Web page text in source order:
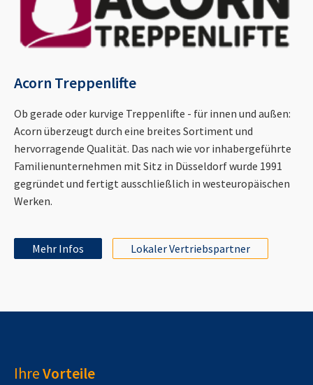
Acorn Treppenlifte
Ob gerade oder kurvige Treppenlifte - für innen und außen:
Acorn überzeugt durch eine breites Sortiment und
hervorragende Qualität. Das nach wie vor inhabergeführte
Familienunternehmen mit Sitz in Düsseldorf wurde 1991
gegründet und fertigt ausschließlich in westeuropäischen
Werken.
Mehr Infos Lokaler Vertriebspartner
IhreVorteile